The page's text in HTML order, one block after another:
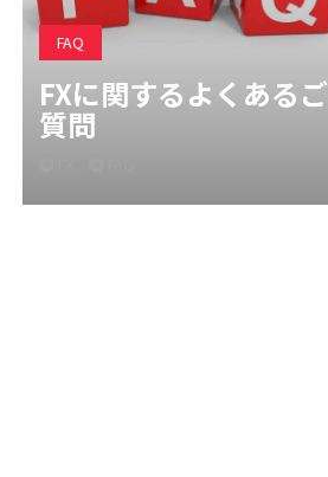
FAQ
FXに関するよくあるご
質問